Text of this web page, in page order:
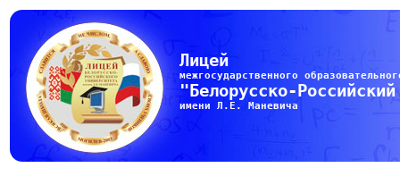
Лицей
межгосударственного
"Белорусско-
имени Л.Е. Маневича